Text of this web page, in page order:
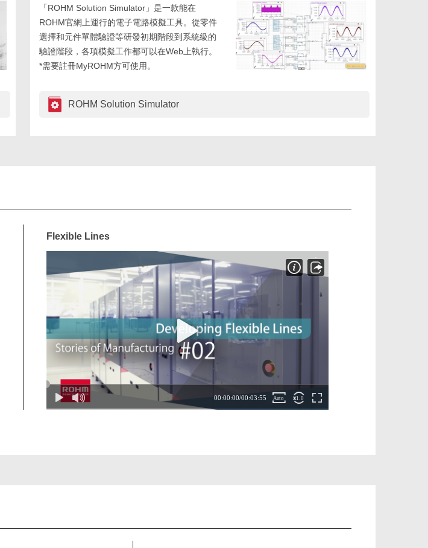
「ROHM Solution Simulator」是一款能在
ROHM官網上運行的電子電路模擬工具。從零件
選擇和元件單體驗證等研發初期階段到系統級的
驗證階段，各項模擬工作都可以在Web上執行。
*需要註冊MyROHM方可使用。
ROHM Solution Simulator
Flexible Lines